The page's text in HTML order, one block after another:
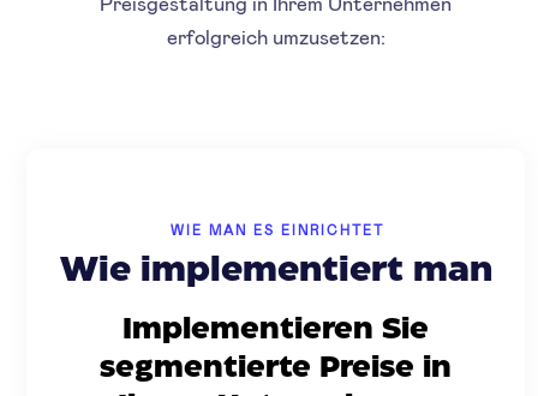
erfolgreich umzusetzen:
WIE MAN ES EINRICHTET
Wie implementiert man
Implementieren Sie
segmentierte Preise in